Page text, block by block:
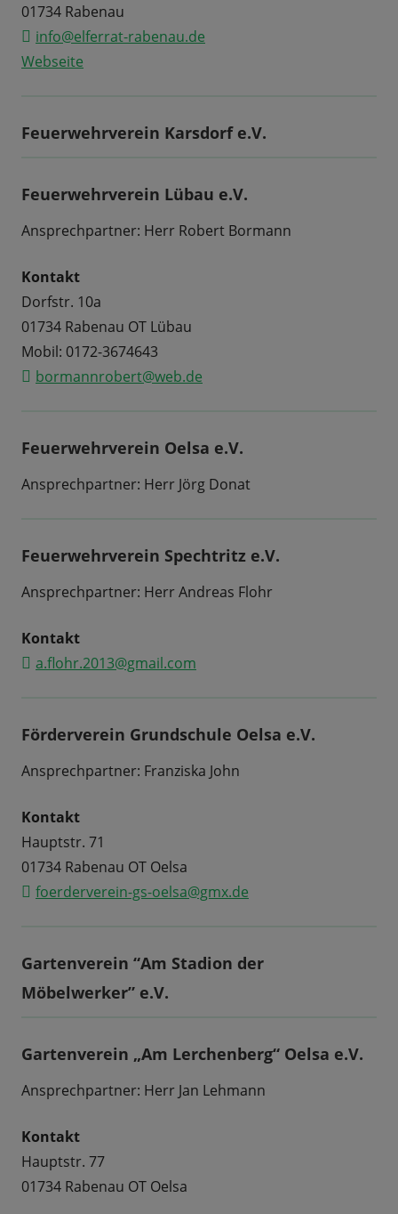
01734 Rabenau
info@elferrat-rabenau.de
Webseite
Feuerwehrverein Karsdorf e.V.
Feuerwehrverein Lübau e.V.
Ansprechpartner: Herr Robert Bormann
Kontakt
Dorfstr. 10a
01734 Rabenau OT Lübau
Mobil: 0172-3674643
bormannrobert@web.de
Feuerwehrverein Oelsa e.V.
Ansprechpartner: Herr Jörg Donat
Feuerwehrverein Spechtritz e.V.
Ansprechpartner: Herr Andreas Flohr
Kontakt
a.flohr.2013@gmail.com
Förderverein Grundschule Oelsa e.V.
Ansprechpartner: Franziska John
Kontakt
Hauptstr. 71
01734 Rabenau OT Oelsa
foerderverein-gs-oelsa@gmx.de
Gartenverein “Am Stadion der
Möbelwerker” e.V.
Gartenverein „Am Lerchenberg“ Oelsa e.V.
Ansprechpartner: Herr Jan Lehmann
Kontakt
Hauptstr. 77
01734 Rabenau OT Oelsa